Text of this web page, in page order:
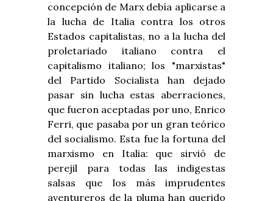
concepción de Marx debía aplicarse a
la lucha de Italia contra los otros
Estados capitalistas, no a la lucha del
proletariado italiano contra el
capitalismo italiano; los "marxistas"
del Partido Socialista han dejado
pasar sin lucha estas aberraciones,
que fueron aceptadas por uno, Enrico
Ferri, que pasaba por un gran teórico
del socialismo. Esta fue la fortuna del
marxismo en Italia: que sirvió de
perejil para todas las indigestas
salsas que los más imprudentes
aventureros de la pluma han querido